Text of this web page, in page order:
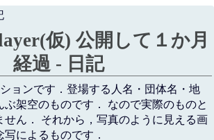
仮) 公開して１か月
経過 - 日記
ョンです．登場する人名・団体名・地
架空のものです． なので実際のものと
せん． それから，写真のように見える画
によるものです．